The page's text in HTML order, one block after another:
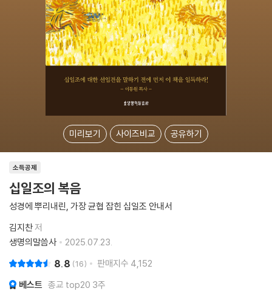
미리보기 사이즈비교 공유하기
소득공제
십일조의 복음
성경에 뿌리내린, 가장 균협 잡힌 십일조 안내서
김지찬저
생명의말씀사
2025.07.23.
8.8 16 판매지수 4,152
베스트 종교 top20 3주